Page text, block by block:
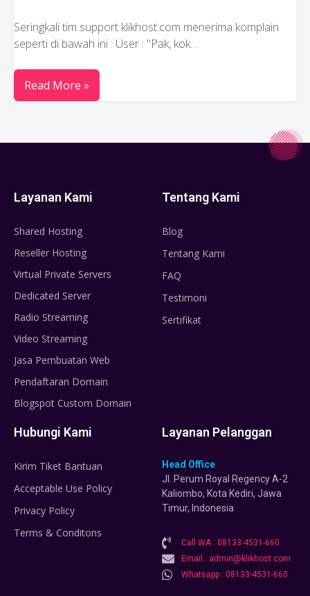
Seringkali tim support klikhost.com menerima komplain
seperti di bawah ini : User : "Pak, kok…
Read More »
Layanan Kami
Shared Hosting
Reseller Hosting
Virtual Private Servers
Dedicated Server
Radio Streaming
Video Streaming
Jasa Pembuatan Web
Pendaftaran Domain
Blogspot Custom Domain
Tentang Kami
Blog
Tentang Kami
FAQ
Testimoni
Sertifikat
Hubungi Kami
Kirim Tiket Bantuan
Acceptable Use Policy
Privacy Policy
Terms & Conditons
Layanan Pelanggan
Head Office
Jl. Perum Royal Regency A-2
Kaliombo, Kota Kediri, Jawa
Timur, Indonesia
Call WA : 08133-4531-660
Email : admin@klikhost.com
Whatsapp : 08133-4531-660